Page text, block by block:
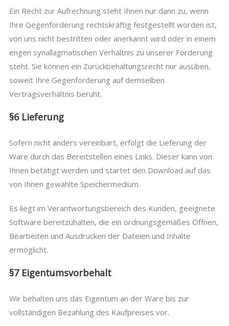
Ein Recht zur Aufrechnung steht Ihnen nur dann zu, wenn
Ihre Gegenforderung rechtskräftig festgestellt worden ist,
von uns nicht bestritten oder anerkannt wird oder in einem
engen synallagmatischen Verhältnis zu unserer Forderung
steht. Sie können ein Zurückbehaltungsrecht nur ausüben,
soweit Ihre Gegenforderung auf demselben
Vertragsverhältnis beruht.
§6 Lieferung
Sofern nicht anders vereinbart, erfolgt die Lieferung der
Ware durch das Bereitstellen eines Links. Dieser kann von
Ihnen betätigt werden und startet den Download auf das
von Ihnen gewählte Speichermedium.
Es liegt im Verantwortungsbereich des Kunden, geeignete
Software bereitzuhalten, die ein ordnungsgemäßes Öffnen,
Bearbeiten und Ausdrucken der Dateien und Inhalte
ermöglicht.
§7 Eigentumsvorbehalt
Wir behalten uns das Eigentum an der Ware bis zur
vollständigen Bezahlung des Kaufpreises vor.